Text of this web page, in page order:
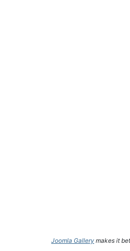
Joomla Gallery makes it